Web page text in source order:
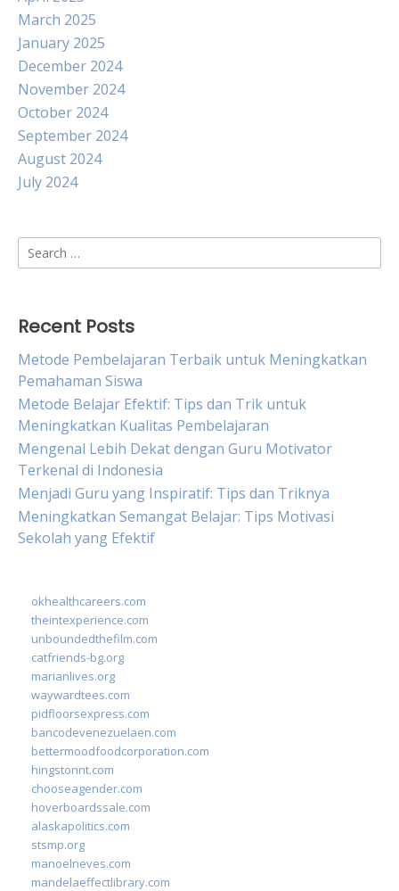
March 2025
January 2025
December 2024
November 2024
October 2024
September 2024
August 2024
July 2024
Search
for:
Recent Posts
Metode Pembelajaran Terbaik untuk Meningkatkan
Pemahaman Siswa
Metode Belajar Efektif: Tips dan Trik untuk
Meningkatkan Kualitas Pembelajaran
Mengenal Lebih Dekat dengan Guru Motivator
Terkenal di Indonesia
Menjadi Guru yang Inspiratif: Tips dan Triknya
Meningkatkan Semangat Belajar: Tips Motivasi
Sekolah yang Efektif
okhealthcareers.com
theintexperience.com
unboundedthefilm.com
catfriends-bg.org
marianlives.org
waywardtees.com
pidfloorsexpress.com
bancodevenezuelaen.com
bettermoodfoodcorporation.com
hingstonnt.com
chooseagender.com
hoverboardssale.com
alaskapolitics.com
stsmp.org
manoelneves.com
mandelaeffectlibrary.com